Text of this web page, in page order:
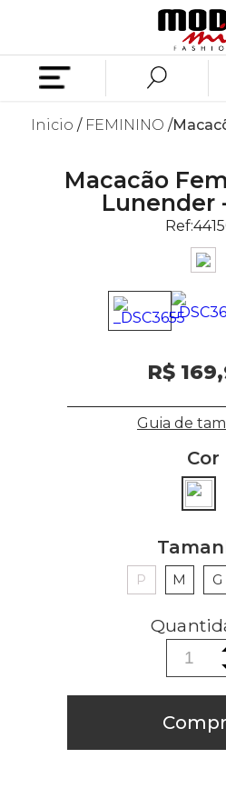
Inicio FEMININO
Macacão
Lunender
Ref:
R$
Guia de
Cor
P M G